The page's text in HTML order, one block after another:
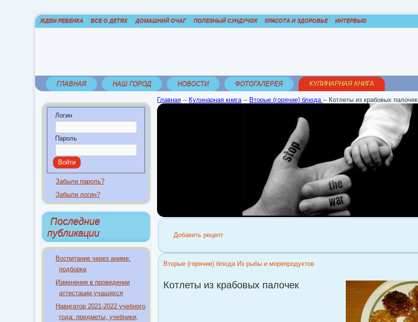
ЖДЕМ РЕБЕНКА ВСЕ О ДЕТЯХ ДОМАШНИЙ ОЧАГ ПОЛЕЗНЫЙ СУНДУЧОК КРАСОТА И ЗДОРОВЬЕ ИНТЕРВЬЮ
ГЛАВНАЯ НАШ ГОРОД НОВОСТИ ФОТОГАЛЕРЕЯ КУЛИНАРНАЯ КНИГА
Логин
Пароль
Забыли пароль?
Забыли логин?
Последние
публикации
Воспитание через аниме:
подборка
Изменения в проведении
аттестации учащихся
Навигатор 2021-2022 учебного
года: предметы, учебники,
Главная -- Кулинарная книга-- Вторые (горячие) блюда -- Котлеты из крабовых палочек
Добавить рецепт
Вторые (горячие) блюда Из рыбы и морепродуктов
Котлеты из крабовых палочек